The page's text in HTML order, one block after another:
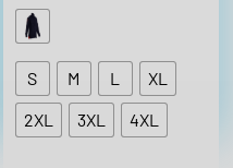
S M L
XL
2XL
3XL 4XL